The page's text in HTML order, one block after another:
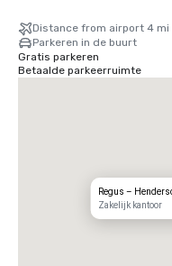
Distance from airport 4 mi
Parkeren in de buurt
Gratis parkeren
Betaalde parkeerruimte
Regus –
Zakelijk kantoor